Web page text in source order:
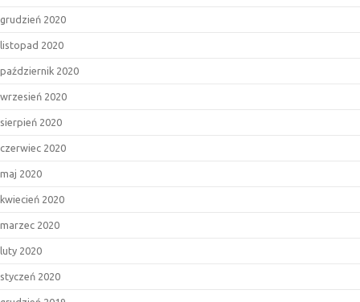
grudzień 2020
listopad 2020
październik 2020
wrzesień 2020
sierpień 2020
czerwiec 2020
maj 2020
kwiecień 2020
marzec 2020
luty 2020
styczeń 2020